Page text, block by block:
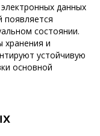
данных
появляется
состоянии.
хранения и
устойчивую
основной